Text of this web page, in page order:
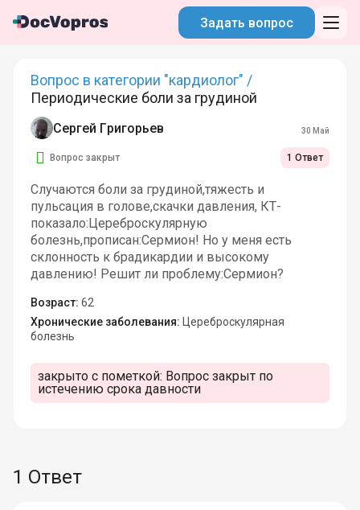
Задать вопрос
Вопрос в категории "кардиолог" /
Периодические боли за грудиной
Сергей Григорьев 30 Май
Вопрос закрыт 1 Ответ
Случаются боли за грудиной,тяжесть и
пульсация в голове,скачки давления, КТ-
показало:Цереброскулярную
болезнь,прописан:Сермион! Но у меня есть
склонность к брадикардии и высокому
давлению! Решит ли проблему:Сермион?
Возраст: 62
Хронические заболевания: Цереброскулярная
болезнь
закрыто с пометкой: Вопрос закрыт по
истечению срока давности
1 Ответ